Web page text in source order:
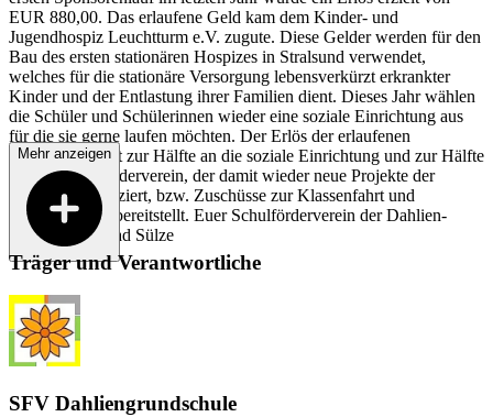
EUR 880,00. Das erlaufene Geld kam dem Kinder- und
Jugendhospiz Leuchtturm e.V. zugute. Diese Gelder werden für den
Bau des ersten stationären Hospizes in Stralsund verwendet,
welches für die stationäre Versorgung lebensverkürzt erkrankter
Kinder und der Entlastung ihrer Familien dient. Dieses Jahr wählen
die Schüler und Schülerinnen wieder eine soziale Einrichtung aus
für die sie gerne laufen möchten. Der Erlös der erlaufenen
Einnahmen geht zur Hälfte an die soziale Einrichtung und zur Hälfte
an den Schulförderverein, der damit wieder neue Projekte der
Schule mitfinanziert, bzw. Zuschüsse zur Klassenfahrt und
Theaterfahrten bereitstellt. Euer Schulförderverein der Dahlien-
Grundschule Bad Sülze
Mehr anzeigen
Träger und Verantwortliche
SFV Dahliengrundschule